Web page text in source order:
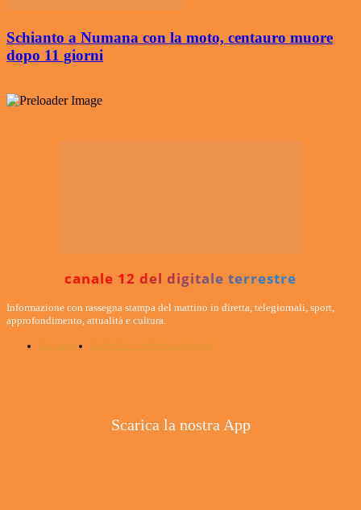
Schianto a Numana con la moto, centauro muore
dopo 11 giorni
canale 12 del digitale terrestre
Informazione con rassegna stampa del mattino in diretta, telegiornali, sport,
approfondimento, attualità e cultura.
Chi siamo Codice Etico e Politica editoriale
Scarica la nostra App